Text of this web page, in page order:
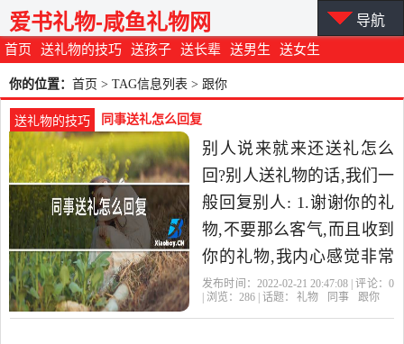
首页 送礼物的技巧 送孩子 送长辈 送男生 送女生
爱书礼物-咸鱼礼物网 导航
你的位置： 首页 > TAG信息列表 > 跟你
送礼物的技巧 同事送礼怎么回复
别人说来就来还送礼怎么
回?别人送礼物的话,我们一
般回复别人: 1.谢谢你的礼
物,不要那么客气,而且收到
你的礼物,我内心感觉非常
开心和快乐。 2.你的礼物
发布时间：2022-02-21 20:47:08 | 评论： 0
| 浏览： 286 | 话题： 礼物 同事 跟你